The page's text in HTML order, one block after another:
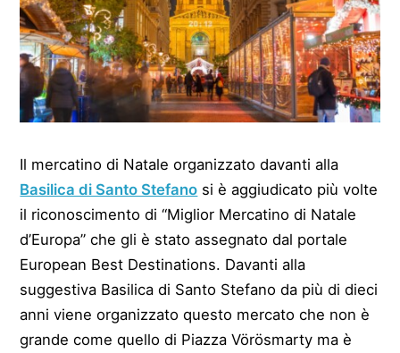
Il mercatino di Natale organizzato davanti alla
Basilica di Santo Stefano si è aggiudicato più volte
il riconoscimento di “Miglior Mercatino di Natale
d’Europa” che gli è stato assegnato dal portale
European Best Destinations. Davanti alla
suggestiva Basilica di Santo Stefano da più di dieci
anni viene organizzato questo mercato che non è
grande come quello di Piazza Vörösmarty ma è